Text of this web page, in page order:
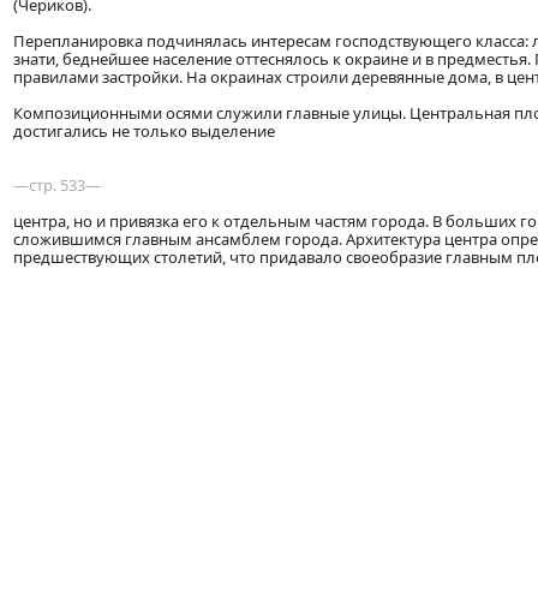
(Чериков).
Перепланировка подчинялась интересам господствующего
знати, беднейшее население оттеснялось к окраине и в
правилами застройки. На окраинах строили деревянные дома, в
Композиционными осями служили главные улицы. Центральная
достигались не только выделение
—стр. 533—
центра, но и привязка его к отдельным частям города. В больших
сложившимся главным ансамблем города. Архитектура центра
предшествующих столетий, что придавало своеобразие главным